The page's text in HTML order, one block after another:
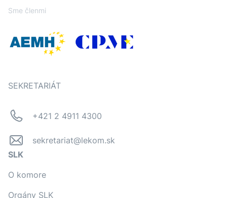
Sme členmi
SEKRETARIÁT
+421 2 4911 4300
sekretariat@lekom.sk
SLK
O komore
Orgány SLK